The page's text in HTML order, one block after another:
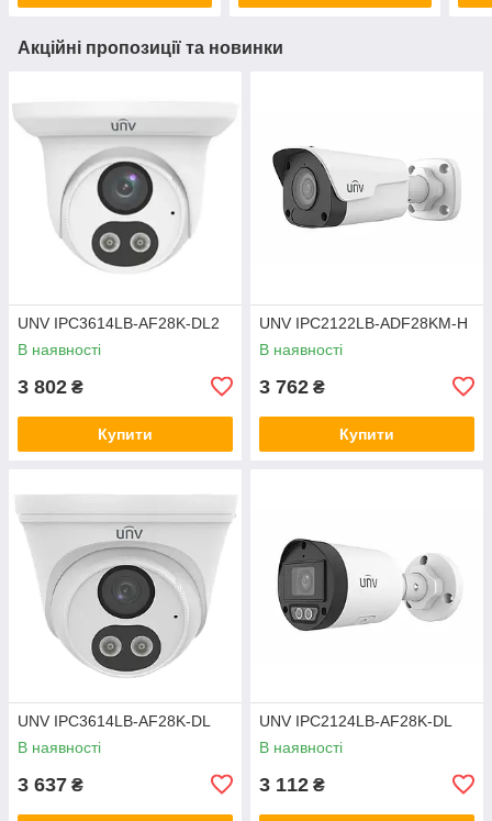
Акційні пропозиції та новинки
UNV IPC3614LB-AF28K-DL2
В наявності
3 802 ₴
Купити
UNV IPC2122LB-ADF28KM-H
В наявності
3 762 ₴
Купити
UNV IPC3614LB-AF28K-DL
В наявності
3 637 ₴
UNV IPC2124LB-AF28K-DL
В наявності
3 112 ₴